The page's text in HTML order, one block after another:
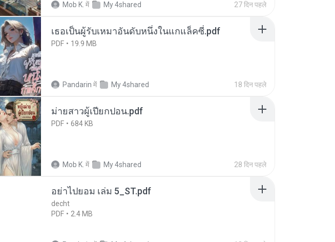
Mob K. में My 4shared 27 दिन पहले
เธอเป็นผู้รับเหมาอันดับหนึ่งในแกแล็คซี่.pdf
PDF 19.9 MB
Pandarin में My 4shared 18 दिन पहले
ม่ายสาวผู้เปียกปอน.pdf
PDF 684 KB
Mob K. में My 4shared 28 दिन पहले
อย่าไปยอม เล่ม 5_ST.pdf
decht
PDF
2.4 MB